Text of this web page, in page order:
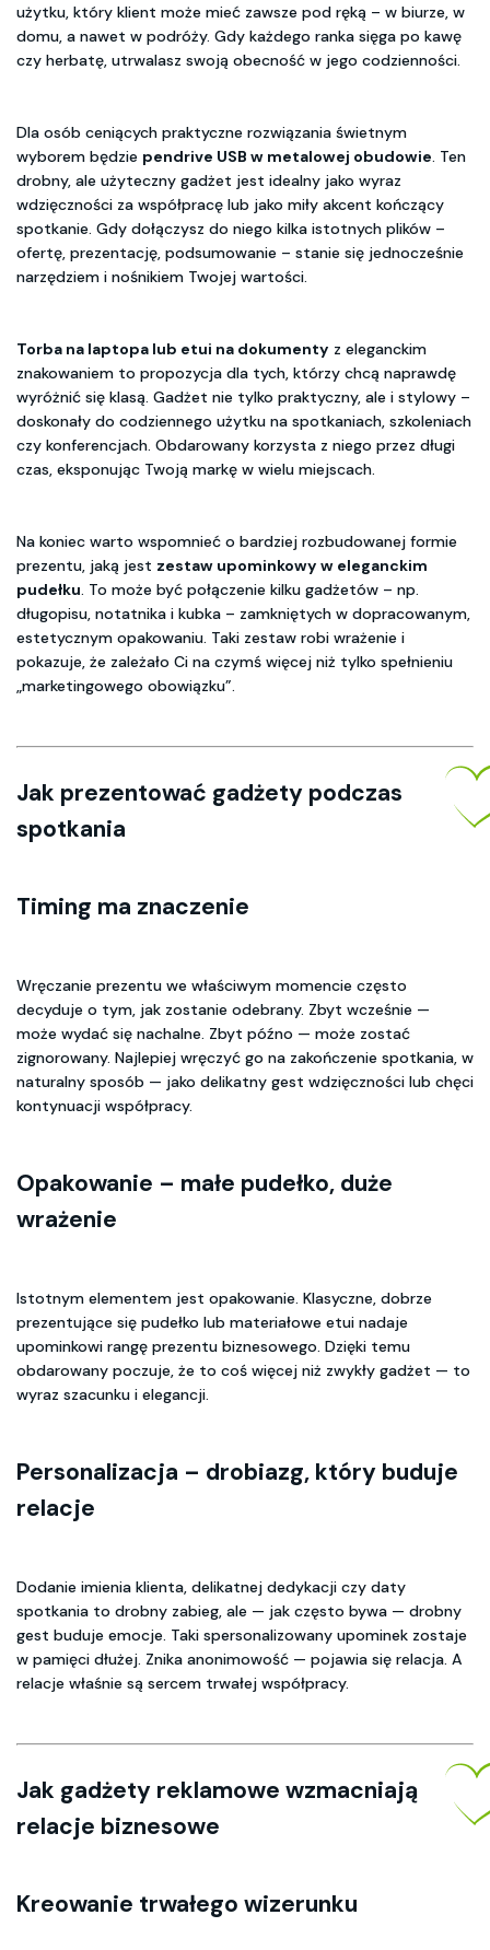
użytku, który klient może mieć zawsze pod ręką – w biurze, w
domu, a nawet w podróży. Gdy każdego ranka sięga po kawę
czy herbatę, utrwalasz swoją obecność w jego codzienności.
Dla osób ceniących praktyczne rozwiązania świetnym
wyborem będzie pendrive USB w metalowej obudowie. Ten
drobny, ale użyteczny gadżet jest idealny jako wyraz
wdzięczności za współpracę lub jako miły akcent kończący
spotkanie. Gdy dołączysz do niego kilka istotnych plików –
ofertę, prezentację, podsumowanie – stanie się jednocześnie
narzędziem i nośnikiem Twojej wartości.
Torba na laptopa lub etui na dokumenty z eleganckim
znakowaniem to propozycja dla tych, którzy chcą naprawdę
wyróżnić się klasą. Gadżet nie tylko praktyczny, ale i stylowy –
doskonały do codziennego użytku na spotkaniach, szkoleniach
czy konferencjach. Obdarowany korzysta z niego przez długi
czas, eksponując Twoją markę w wielu miejscach.
Na koniec warto wspomnieć o bardziej rozbudowanej formie
prezentu, jaką jest zestaw upominkowy w eleganckim
pudełku. To może być połączenie kilku gadżetów – np.
długopisu, notatnika i kubka – zamkniętych w dopracowanym,
estetycznym opakowaniu. Taki zestaw robi wrażenie i
pokazuje, że zależało Ci na czymś więcej niż tylko spełnieniu
„marketingowego obowiązku”.
Jak prezentować gadżety podczas
spotkania
Timing ma znaczenie
Wręczanie prezentu we właściwym momencie często
decyduje o tym, jak zostanie odebrany. Zbyt wcześnie —
może wydać się nachalne. Zbyt późno — może zostać
zignorowany. Najlepiej wręczyć go na zakończenie spotkania, w
naturalny sposób — jako delikatny gest wdzięczności lub chęci
kontynuacji współpracy.
Opakowanie – małe pudełko, duże
wrażenie
Istotnym elementem jest opakowanie. Klasyczne, dobrze
prezentujące się pudełko lub materiałowe etui nadaje
upominkowi rangę prezentu biznesowego. Dzięki temu
obdarowany poczuje, że to coś więcej niż zwykły gadżet — to
wyraz szacunku i elegancji.
Personalizacja – drobiazg, który buduje
relacje
Dodanie imienia klienta, delikatnej dedykacji czy daty
spotkania to drobny zabieg, ale — jak często bywa — drobny
gest buduje emocje. Taki spersonalizowany upominek zostaje
w pamięci dłużej. Znika anonimowość — pojawia się relacja. A
relacje właśnie są sercem trwałej współpracy.
Jak gadżety reklamowe wzmacniają
relacje biznesowe
Kreowanie trwałego wizerunku